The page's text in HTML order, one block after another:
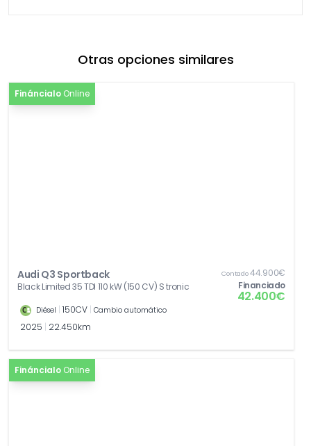
Otras opciones similares
Fináncialo Online
Audi Q3 Sportback
Black Limited 35 TDI 110 kW (150 CV) S tronic
Contado44.900€
Financiado
42.400€
Diésel 150CV Cambio automático
2025 22.450km
Fináncialo Online